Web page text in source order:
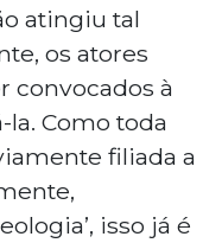
atingiu tal
os atores
convocados à
Como toda
filiada a
isso já é